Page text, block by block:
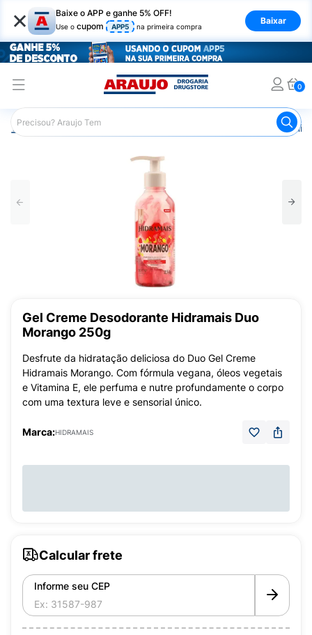
× Baixe o APP e ganhe 5% OFF!
Use o cupom APP5 na primeira compra
Baixar
0
Araujo Beleza e Cuidados
Gel Creme Desodorante Hidramais Duo
Morango 250g
Desfrute da hidratação deliciosa do Duo Gel Creme
Hidramais Morango. Com fórmula vegana, óleos vegetais
e Vitamina E, ele perfuma e nutre profundamente o corpo
com uma textura leve e sensorial único.
Marca:HIDRAMAIS
Calcular frete
Informe seu CEP